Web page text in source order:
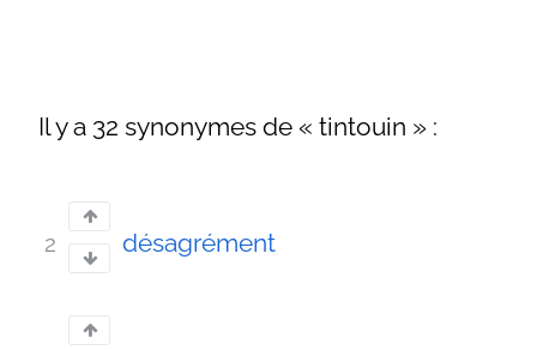
Il y a 32 synonymes de « tintouin » :
2 désagrément